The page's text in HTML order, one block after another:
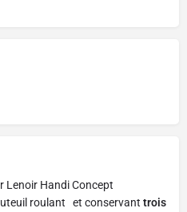
Lenoir Handi Concept
roulant et conservant trois